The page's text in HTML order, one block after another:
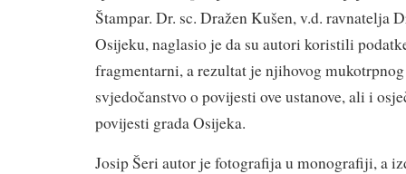
Štampar. Dr. sc. Dražen Kušen, v.d. ravnatelja
Osijeku, naglasio je da su autori koristili
fragmentarni, a rezultat je njihovog
svjedočanstvo o povijesti ove ustanove, ali i
povijesti grada Osijeka.
Josip Šeri autor je fotografija u monografiji, a